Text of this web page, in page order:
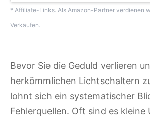
* Affiliate-Links. Als Amazon-Partner verdienen
Verkäufen.
Bevor Sie die Geduld verlieren
herkömmlichen Lichtschaltern
lohnt sich ein systematischer
Fehlerquellen. Oft sind es kleine